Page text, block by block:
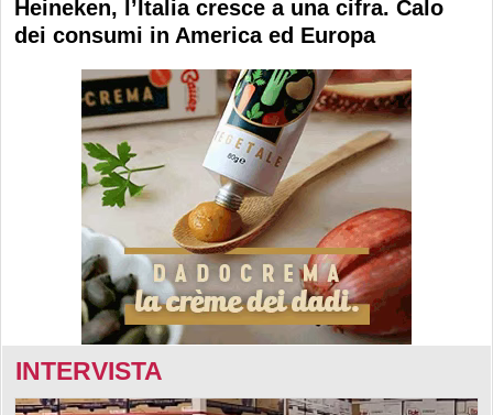
Heineken, l’Italia cresce a una cifra. Calo
dei consumi in America ed Europa
INTERVISTA